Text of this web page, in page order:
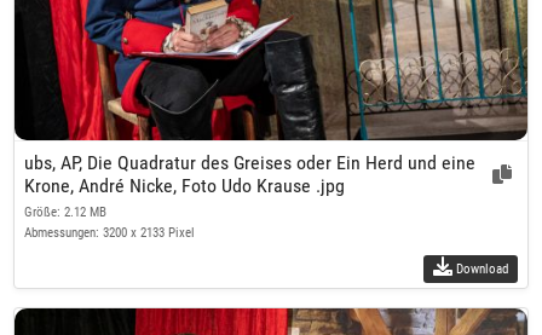
ubs, AP, Die Quadratur des Greises oder Ein Herd und eine
Krone, André Nicke, Foto Udo Krause .jpg
Größe: 2.12 MB
Abmessungen: 3200 x 2133 Pixel
Download